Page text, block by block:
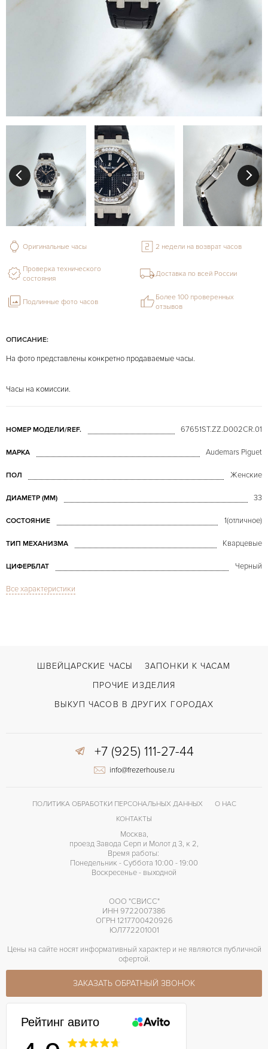
ОПИСАНИЕ:
На фото представлены конкретно продаваемые часы.
Часы на комиссии.
НОМЕР МОДЕЛИ/REF. 67651ST.ZZ.D002CR.01
МАРКА Audemars Piguet
ПОЛ Женские
ДИАМЕТР (MM) 33
СОСТОЯНИЕ 1(отличное)
ТИП МЕХАНИЗМА Кварцевые
ЦИФЕРБЛАТ Черный
СТЕКЛО
Двойной сложности застежка
Отделка драгоценными камнями
Все характеристики
Оригинальные часы 2 недели на возврат часов
Проверка технического
состояния
Доставка по всей России
Подлинные фото часов
Более 100 проверенных
отзывов
ШВЕЙЦАРСКИЕ ЧАСЫ
ЗАПОНКИ К ЧАСАМ
ПРОЧИЕ ИЗДЕЛИЯ
ВЫКУП ЧАСОВ В ДРУГИХ ГОРОДАХ
+7 (925) 111-27-44
info@frezerhouse.ru
ПОЛИТИКА ОБРАБОТКИ ПЕРСОНАЛЬНЫХ ДАННЫХ
О НАС
КОНТАКТЫ
Москва,
проезд Завода Серп и Молот д 3, к 2,
Время работы:
Понедельник - Суббота 10:00 - 19:00
Воскресенье - выходной
ООО "СВИСС"
ИНН 9722007386
ОГРН 1217700420926
ЮЛ772201001
Цены на сайте носят информативный характер и не являются публичной
офертой.
ЗАКАЗАТЬ ОБРАТНЫЙ ЗВОНОК
Рейтинг авито